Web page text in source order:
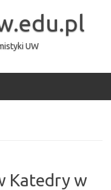
UW
Katedry w